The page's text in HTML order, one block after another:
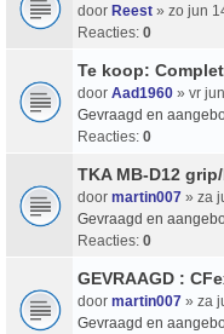
door Reest » zo jun
Reacties: 0
Te koop:
door Aad1960 » vr
Gevraagd en
Reacties: 0
TKA MB-D12
door martin007 » za
Gevraagd en
Reacties: 0
GEVRAAGD :
door martin007 » za
Gevraagd en